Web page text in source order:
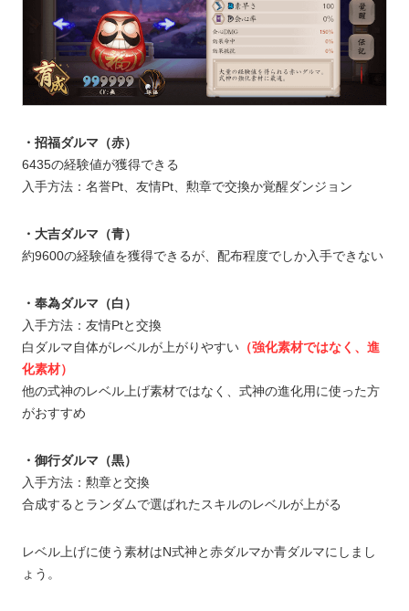
・招福ダルマ（赤）
6435の経験値が獲得できる
入手方法：名誉Pt、友情Pt、勲章で交換か覚醒ダンジョン
・大吉ダルマ（青）
約9600の経験値を獲得できるが、配布程度でしか入手できない
・奉為ダルマ（白）
入手方法：友情Ptと交換
白ダルマ自体がレベルが上がりやすい （強化素材ではなく、進
化素材）
他の式神のレベル上げ素材ではなく、式神の進化用に使った方
がおすすめ
・御行ダルマ（黒）
入手方法：勲章と交換
合成するとランダムで選ばれたスキルのレベルが上がる
レベル上げに使う素材はN式神と赤ダルマか青ダルマにしまし
ょう。